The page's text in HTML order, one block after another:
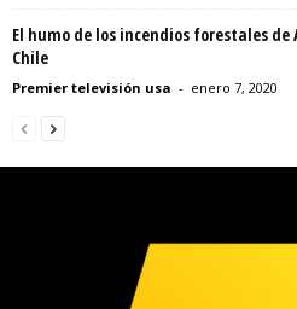
El humo de los incendios forestales
Chile
Premier televisión usa - enero 7, 2020